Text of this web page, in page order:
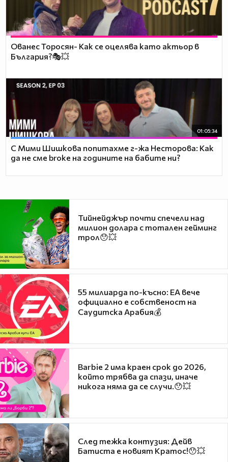
Ованес Торосян- Как се оцелява като актьор в
България?🎭💥
01:05:34
С Мими Шишкова попитахме г-жа Несторова: Как
да не сме broke на годините на бабите ни?
Тийнейджър почти спечели над
милион долара с тотален гейминг
трол😯💥
55 милиарда по-късно: EA вече
официално е собственост на
Саудитска Арабия💰
Barbie 2 има краен срок до 2026,
който трябва да спази, иначе
никога няма да се случи.😯💥
След тежка контузия: Дейв
Батиста е новият Кратос!😯💥